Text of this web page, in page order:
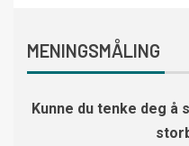
MENINGSMÅLING
Kunne du tenke deg